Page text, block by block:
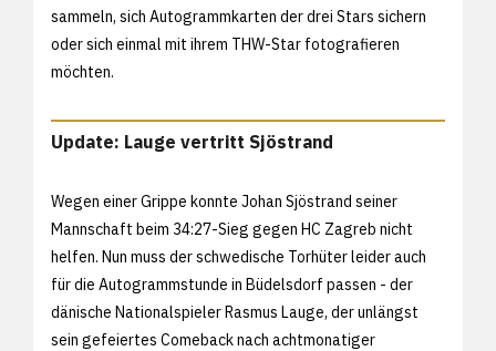
sammeln, sich Autogrammkarten der drei Stars sichern
oder sich einmal mit ihrem THW-Star fotografieren
möchten.
Update: Lauge vertritt Sjöstrand
Wegen einer Grippe konnte Johan Sjöstrand seiner
Mannschaft beim 34:27-Sieg gegen HC Zagreb nicht
helfen. Nun muss der schwedische Torhüter leider auch
für die Autogrammstunde in Büdelsdorf passen - der
dänische Nationalspieler Rasmus Lauge, der unlängst
sein gefeiertes Comeback nach achtmonatiger